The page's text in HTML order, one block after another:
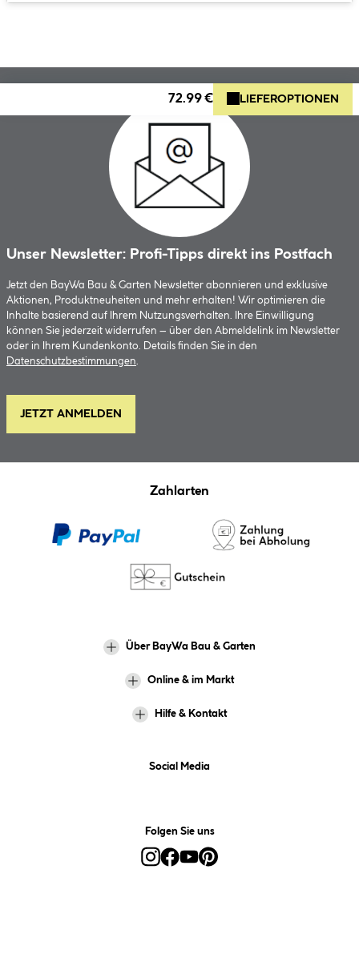
72.99 € LIEFEROPTIONEN
Unser Newsletter: Profi-Tipps direkt ins Postfach
Jetzt den BayWa Bau & Garten Newsletter abonnieren und exklusive
Aktionen, Produktneuheiten und mehr erhalten! Wir optimieren die
Inhalte basierend auf Ihrem Nutzungsverhalten. Ihre Einwilligung
können Sie jederzeit widerrufen – über den Abmeldelink im Newsletter
oder in Ihrem Kundenkonto. Details finden Sie in den
Datenschutzbestimmungen.
JETZT ANMELDEN
Zahlarten
Über BayWa Bau & Garten
Online & im Markt
Hilfe & Kontakt
Social Media
Folgen Sie uns